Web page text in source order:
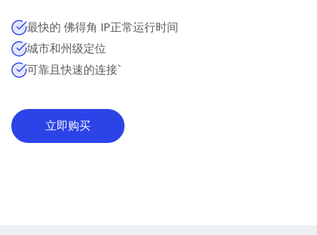
最快的 佛得角 IP正常运行时间
城市和州级定位
可靠且快速的连接`
立即购买